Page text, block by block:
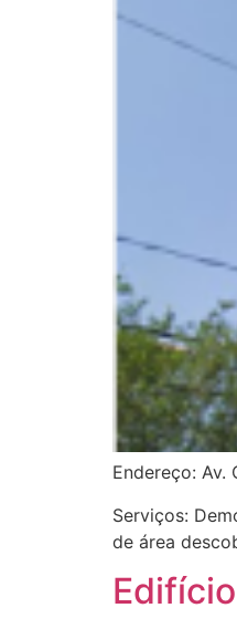
Endereço: Av.
Serviços:
de área